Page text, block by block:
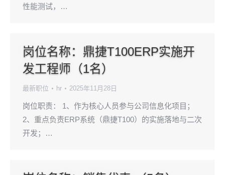
性能测试，…
岗位名称：鼎捷T100ERP实施开
发工程师（1名）
最新职位 hr 2025年11月28日
岗位职责： 1、作为核心人员参与公司信息化项目；
2、重点负责ERP系统（鼎捷T100）的实施落地与二次
开发；…